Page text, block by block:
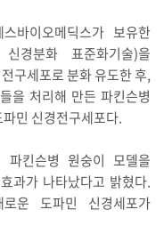
바이오메딕스가 보유한
경분화 표준화기술)을
구세포로 분화 유도한 후,
을 처리해 만든 파킨슨병
민 신경전구세포다.
파킨슨병 원숭이 모델을
과가 나타났다고 밝혔다.
운 도파민 신경세포가